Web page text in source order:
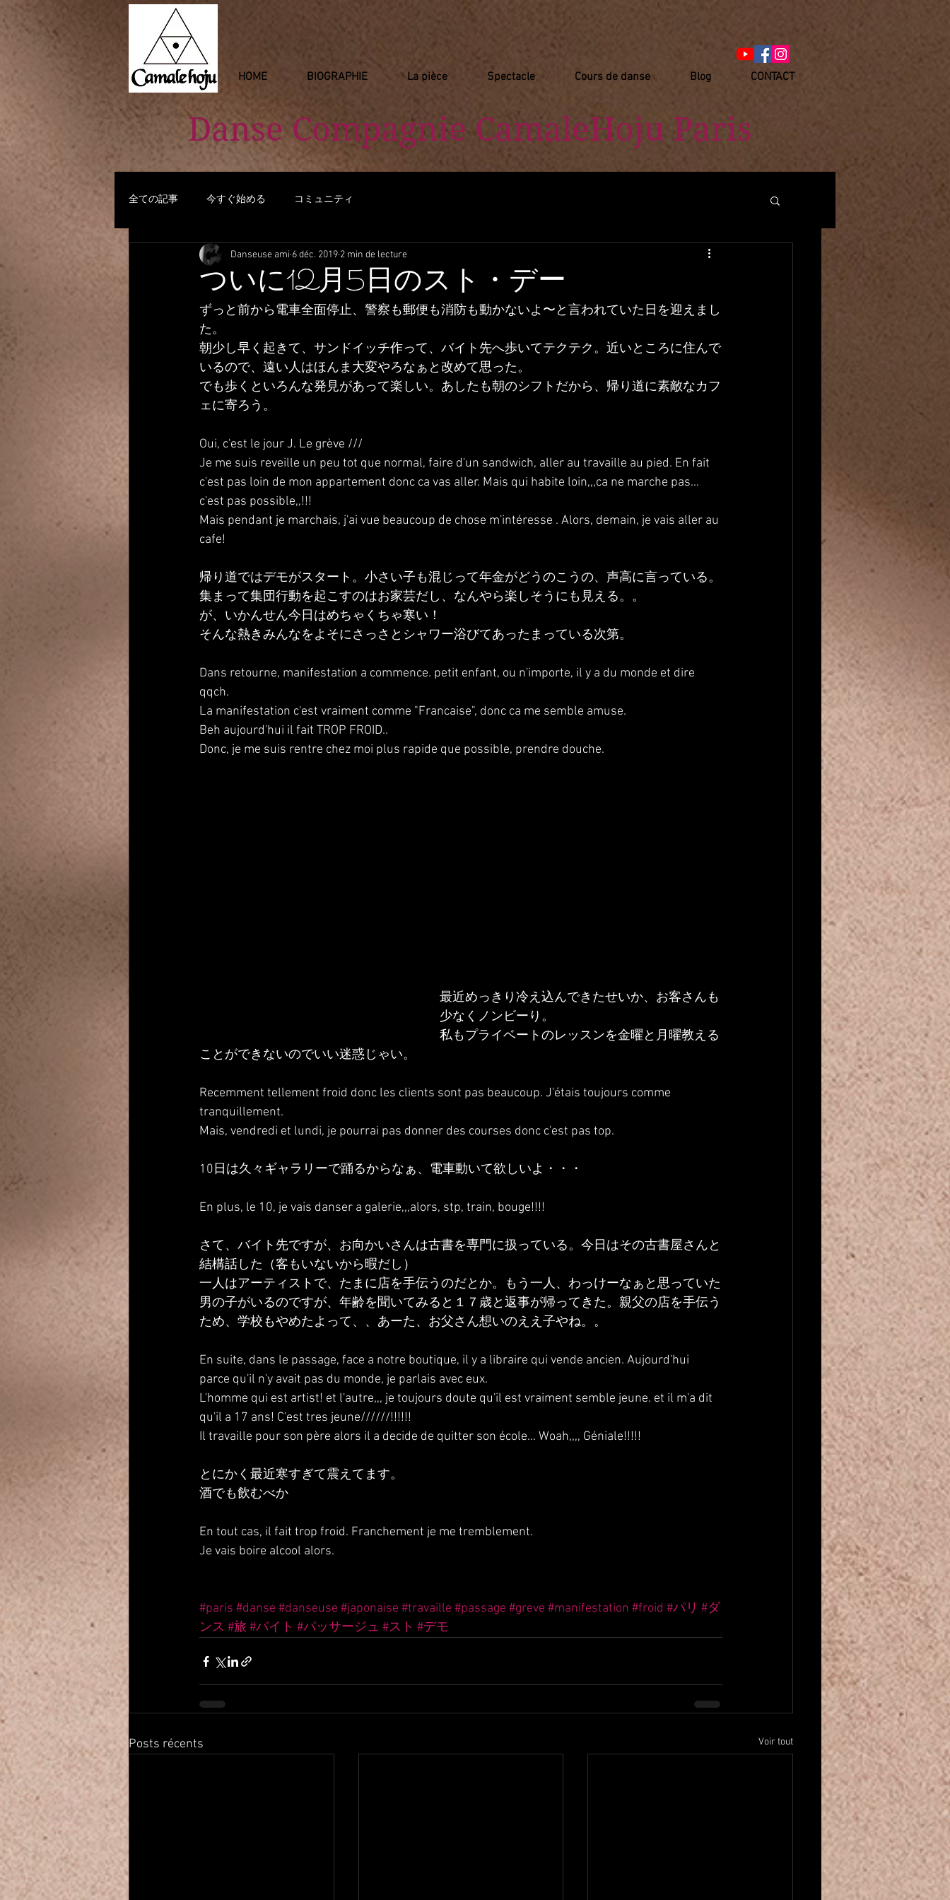
HOME BIOGRAPHIE La pièce Spectacle Cours de danse Blog CONTACT
Danse Compagnie ​ CamaleHoju Paris
全ての記事 今すぐ始める コミュニティ
ついに12月5日のスト・デー
Danseuse ami 6 déc. 2019 2 min de lecture
ずっと前から電車全面停止、警察も郵便も消防も動かないよ〜と言われていた日を迎えまし
た。
朝少し早く起きて、サンドイッチ作って、バイト先へ歩いてテクテク。近いところに住んで
いるので、遠い人はほんま大変やろなぁと改めて思った。
でも歩くといろんな発見があって楽しい。あしたも朝のシフトだから、帰り道に素敵なカフ
ェに寄ろう。
Oui, c'est le jour J. Le grève ///
Je me suis reveille un peu tot que normal, faire d'un sandwich, aller au travaille au pied. En fait
c'est pas loin de mon appartement donc ca vas aller. Mais qui habite loin,,,ca ne marche pas...
c'est pas possible,,!!!
Mais pendant je marchais, j'ai vue beaucoup de chose m'intéresse . Alors, demain, je vais aller au
cafe!
帰り道ではデモがスタート。小さい子も混じって年金がどうのこうの、声高に言っている。
集まって集団行動を起こすのはお家芸だし、なんやら楽しそうにも見える。。
が、いかんせん今日はめちゃくちゃ寒い！
そんな熱きみんなをよそにさっさとシャワー浴びてあったまっている次第。
Dans retourne, manifestation a commence. petit enfant, ou n'importe, il y a du monde et dire
qqch.
La manifestation c'est vraiment comme "Francaise", donc ca me semble amuse.
Beh aujourd'hui il fait TROP FROID..
Donc, je me suis rentre chez moi plus rapide que possible, prendre douche.
最近めっきり冷え込んできたせいか、お客さんも
少なくノンビーり。
私もプライベートのレッスンを金曜と月曜教える
ことができないのでいい迷惑じゃい。
Recemment tellement froid donc les clients sont pas beaucoup. J'étais toujours comme
tranquillement.
Mais, vendredi et lundi, je pourrai pas donner des courses donc c'est pas top.
10日は久々ギャラリーで踊るからなぁ、電車動いて欲しいよ・・・
En plus, le 10, je vais danser a galerie,,,alors, stp, train, bouge!!!!
さて、バイト先ですが、お向かいさんは古書を専門に扱っている。今日はその古書屋さんと
結構話した（客もいないから暇だし）
一人はアーティストで、たまに店を手伝うのだとか。もう一人、わっけーなぁと思っていた
男の子がいるのですが、年齢を聞いてみると１７歳と返事が帰ってきた。親父の店を手伝う
ため、学校もやめたよって、、あーた、お父さん想いのええ子やね。。
En suite, dans le passage, face a notre boutique, il y a libraire qui vende ancien. Aujourd'hui
parce qu'il n'y avait pas du monde, je parlais avec eux.
L'homme qui est artist! et l'autre,,, je toujours doute qu'il est vraiment semble jeune. et il m'a dit
qu'il a 17 ans! C'est tres jeune//////!!!!!!
Il travaille pour son père alors il a decide de quitter son école... Woah,,,, Géniale!!!!!
とにかく最近寒すぎて震えてます。
酒でも飲むべか
En tout cas, il fait trop froid. Franchement je me tremblement.
Je vais boire alcool alors.
#paris #danse #danseuse #japonaise #travaille #passage #greve #manifestation #froid #パリ #ダ
ンス #旅 #バイト #パッサージュ #スト #デモ
Posts récents Voir tout